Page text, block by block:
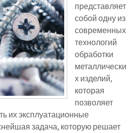
представляет
собой одну из
современных
технологий
обработки
металлически
х изделий,
которая
позволяет
их эксплуатационные
задача, которую решает